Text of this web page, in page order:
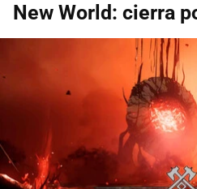
New World: cierra